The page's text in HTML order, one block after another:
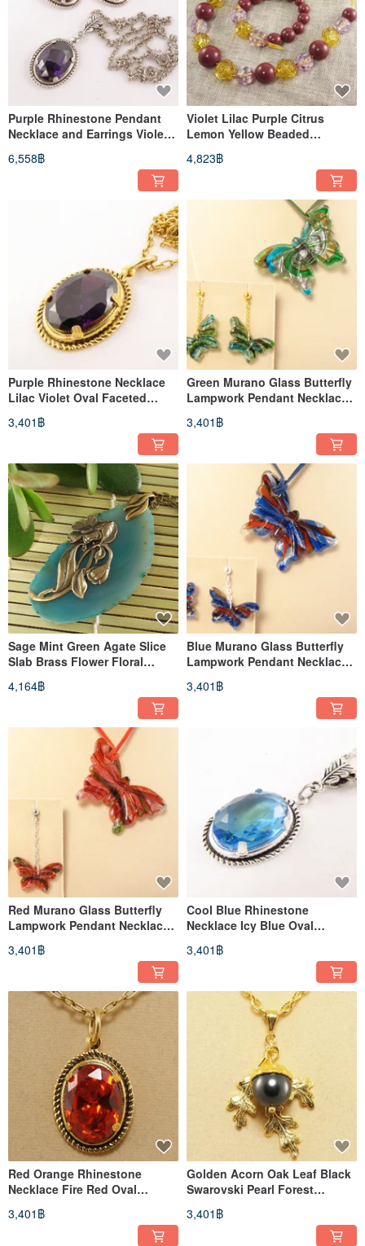
Purple Rhinestone Pendant
Necklace and Earrings Violet
6,558฿
Violet Lilac Purple Citrus
Lemon Yellow Beaded
Set
4,823฿
Purple Rhinestone Necklace
Lilac Violet Oval Faceted
3,401฿
Green Murano Glass Butterfly
Lampwork Pendant Necklace
3,401฿
Sage Mint Green Agate Slice
Slab Brass Flower Floral
4,164฿
Blue Murano Glass Butterfly
Lampwork Pendant Necklace
3,401฿
Red Murano Glass Butterfly
Lampwork Pendant Necklace
3,401฿
Cool Blue Rhinestone
Necklace Icy Blue Oval
Jewelry
3,401฿
Red Orange Rhinestone
Necklace Fire Red Oval
Jewelry
3,401฿
Golden Acorn Oak Leaf Black
Swarovski Pearl Forest
3,401฿